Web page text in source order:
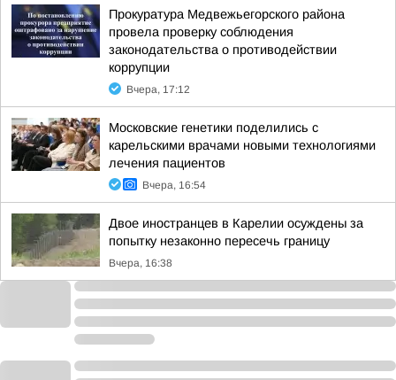
Прокуратура Медвежьегорского района
провела проверку соблюдения
законодательства о противодействии
коррупции
Вчера, 17:12
Московские генетики поделились с
карельскими врачами новыми технологиями
лечения пациентов
Вчера, 16:54
Двое иностранцев в Карелии осуждены за
попытку незаконно пересечь границу
Вчера, 16:38